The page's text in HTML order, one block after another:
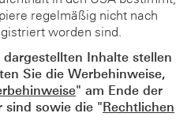
regelmäßig nicht nach
worden sind.
Inhalte stellen
Sie die Werbehinweise,
" am Ende der
sind sowie die "Rechtlichen